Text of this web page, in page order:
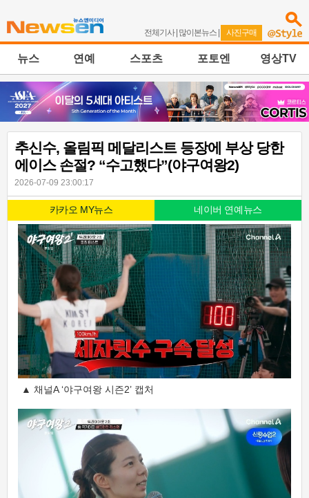
전체기사| 많이본뉴스 | 사진구매
뉴스 연예 스포츠 포토엔 영상TV
추신수, 올림픽 메달리스트 등장에 부상 당한
에이스 손절? “수고했다”(야구여왕2)
2026-07-09 23:00:17
카카오 MY뉴스 네이버 연예뉴스
▲ 채널A ‘야구여왕 시즌2’ 캡처